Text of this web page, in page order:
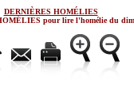
DERNIÈRES HOMÉLIES
pour lire l'homélie du